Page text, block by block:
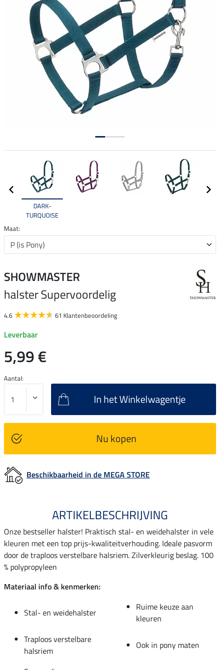
DARK-
TURQUOISE
Maat:
SHOWMASTER
halster Supervoordelig
4.6 61 Klantenbeoordeling
Leverbaar
5,99 €
Aantal:
In het Winkelwagentje
Nu kopen
Beschikbaarheid in de MEGA STORE
ARTIKELBESCHRIJVING
Onze bestseller halster! Praktisch stal- en weidehalster in vele
kleuren met een top prijs-kwaliteitverhouding. Ideale pasvorm
door de traploos verstelbare halsriem. Zilverkleurig beslag. 100
% polypropyleen
Materiaal info & kenmerken:
Stal- en weidehalster
Ruime keuze aan
kleuren
Traploos verstelbare
halsriem
Ook in pony maten